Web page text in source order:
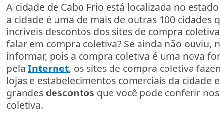
A cidade de Cabo Frio está localizada no
a cidade é uma de mais de outras 100 cidades
incríveis descontos dos sites de compra
falar em compra coletiva? Se ainda não ouviu,
informar, pois a compra coletiva é uma nova
pela Internet, os sites de compra coletiva
lojas e estabelecimentos comerciais da cidade
grandes descontos que você pode conferir
coletiva.